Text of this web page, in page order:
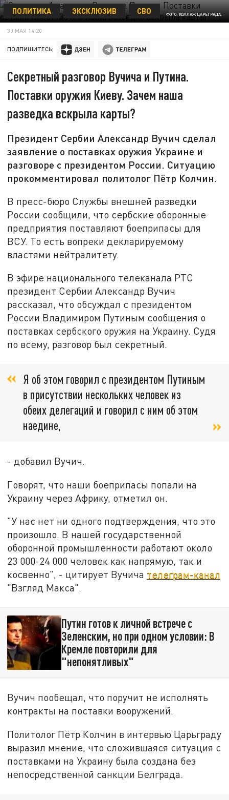
ФОТО: КОЛЛАЖ ЦАРЬГРАДА.
ПОЛИТИКА ЭКСКЛЮЗИВ СВО
30 МАЯ 14:20
ПОДПИШИТЕСЬ:
Секретный разговор Вучича и Путина.
Поставки оружия Киеву. Зачем наша
разведка вскрыла карты?
Президент Сербии Александр Вучич сделал
заявление о поставках оружия Украине и
разговоре с президентом России. Ситуацию
прокомментировал политолог Пётр Колчин.
В пресс-бюро Службы внешней разведки
России сообщили, что сербские оборонные
предприятия поставляют боеприпасы для
ВСУ. То есть вопреки декларируемому
властями нейтралитету.
В эфире национального телеканала РТС
президент Сербии Александр Вучич
рассказал, что обсуждал с президентом
России Владимиром Путиным сообщения о
поставках сербского оружия на Украину. Судя
по всему, разговор был секретный.
Я об этом говорил с президентом Путиным
в присутствии нескольких человек из
обеих делегаций и говорил с ним об этом
наедине,
- добавил Вучич.
Говорят, что наши боеприпасы попали на
Украину через Африку, отметил он.
"У нас нет ни одного подтверждения, что это
произошло. В нашей государственной
оборонной промышленности работают около
23 000-24 000 человек как напрямую, так и
косвенно", - цитирует Вучича телеграм-канал
"Взгляд Макса".
Путин готов к личной встрече с
Зеленским, но при одном условии: В
Кремле повторили для
"непонятливых"
Вучич пообещал, что поручит не исполнять
контракты на поставки вооружений.
Политолог Пётр Колчин в интервью Царьграду
выразил мнение, что сложившаяся ситуация с
поставками на Украину была создана без
непосредственной санкции Белграда.